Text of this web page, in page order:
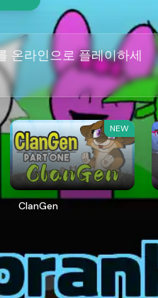
온라인으로 플레이하세
NEW
ClanGen